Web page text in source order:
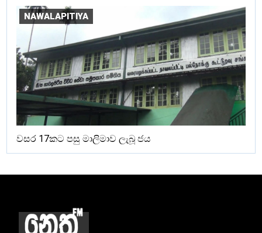
NAWALAPITIYA
වසර 17කට පසු මාලිමාව ලැබූ ජය